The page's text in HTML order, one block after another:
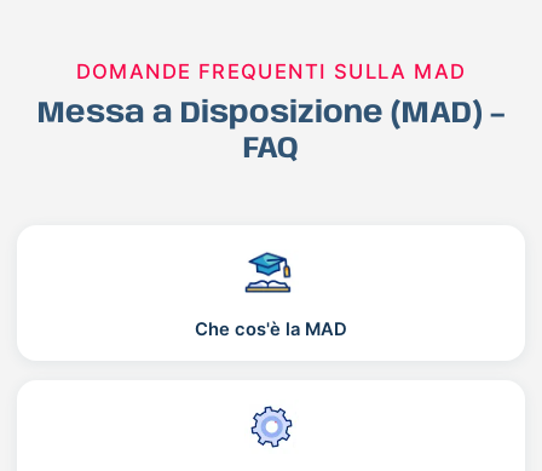
DOMANDE FREQUENTI SULLA MAD
Messa a Disposizione (MAD) –
FAQ
Che cos'è la MAD